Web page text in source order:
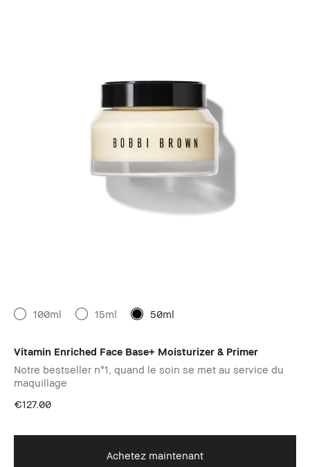
100ml 15ml 50ml
Vitamin Enriched Face Base+ Moisturizer & Primer
Notre bestseller n°1, quand le soin se met au service du
maquillage
€127.00
Achetez maintenant